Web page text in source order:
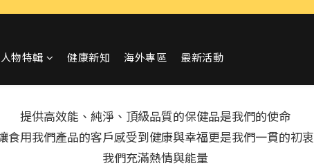
人物特輯 健康新知 海外專區 最新活動
提供高效能、純淨、頂級品質的保健品是我們的使命
食用我們產品的客戶感受到健康與幸福更是我們一貫的初衷
我們充滿熱情與能量